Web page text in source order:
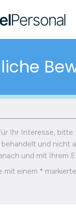
Ihr Interesse, bitte
und nicht
und mit Ihrem
mit einem *